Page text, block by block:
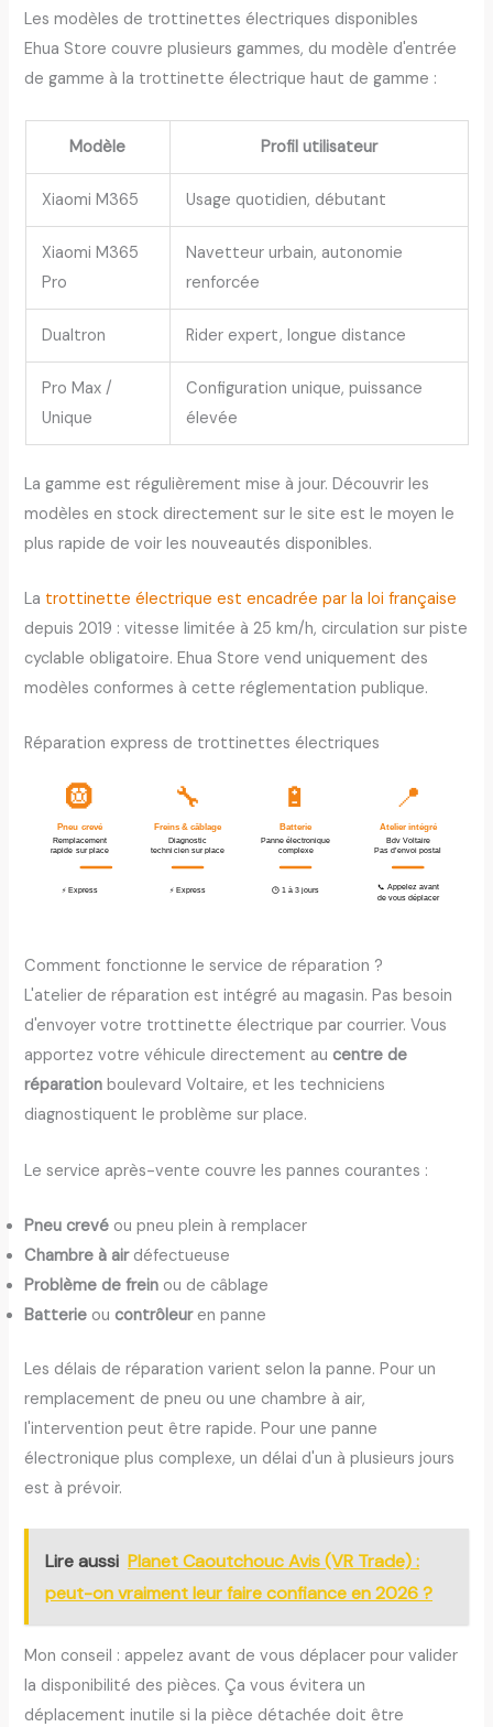
Les modèles de trottinettes électriques disponibles
Ehua Store couvre plusieurs gammes, du modèle d'entrée
de gamme à la trottinette électrique haut de gamme :
Modèle Profil utilisateur
Xiaomi M365 Usage quotidien, débutant
Xiaomi M365
Pro
Navetteur urbain, autonomie
renforcée
Dualtron Rider expert, longue distance
Pro Max /
Unique
Configuration unique, puissance
élevée
La gamme est régulièrement mise à jour. Découvrir les
modèles en stock directement sur le site est le moyen le
plus rapide de voir les nouveautés disponibles.
La trottinette électrique est encadrée par la loi française
depuis 2019 : vitesse limitée à 25 km/h, circulation sur piste
cyclable obligatoire. Ehua Store vend uniquement des
modèles conformes à cette réglementation publique.
Réparation express de trottinettes électriques
🛞
Pneu crevé
Remplacement
rapide sur place
⚡ Express
🔧
Freins & câblage
Diagnostic
technicien sur place
⚡ Express
🔋
Batterie
Panne électronique
complexe
🕒 1 à 3 jours
📍
Atelier intégré
Bdv Voltaire
Pas d’envoi postal
📞 Appelez avant
de vous déplacer
Comment fonctionne le service de réparation ?
L'atelier de réparation est intégré au magasin. Pas besoin
d'envoyer votre trottinette électrique par courrier. Vous
apportez votre véhicule directement aucentre de
réparation boulevard Voltaire, et les techniciens
diagnostiquent le problème sur place.
Le service après-vente couvre les pannes courantes :
Pneu crevé ou pneu plein à remplacer
Chambre à airdéfectueuse
Problème de frein ou de câblage
Batterie oucontrôleuren panne
Les délais de réparation varient selon la panne. Pour un
remplacement de pneu ou une chambre à air,
l'intervention peut être rapide. Pour une panne
électronique plus complexe, un délai d'un à plusieurs jours
est à prévoir.
Lire aussi Planet Caoutchouc Avis (VR Trade) :
peut-on vraiment leur faire confiance en 2026 ?
Mon conseil : appelez avant de vous déplacer pour valider
la disponibilité des pièces. Ça vous évitera un
déplacement inutile si la pièce détachée doit être